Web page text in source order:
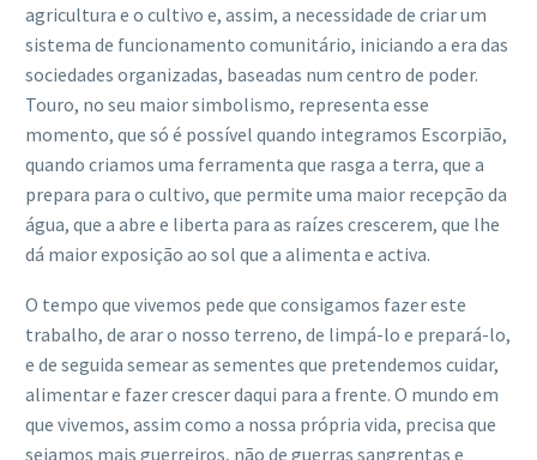
agricultura e o cultivo e, assim, a necessidade de criar um
sistema de funcionamento comunitário, iniciando a era das
sociedades organizadas, baseadas num centro de poder.
Touro, no seu maior simbolismo, representa esse
momento, que só é possível quando integramos Escorpião,
quando criamos uma ferramenta que rasga a terra, que a
prepara para o cultivo, que permite uma maior recepção da
água, que a abre e liberta para as raízes crescerem, que lhe
dá maior exposição ao sol que a alimenta e activa.
O tempo que vivemos pede que consigamos fazer este
trabalho, de arar o nosso terreno, de limpá-lo e prepará-lo,
e de seguida semear as sementes que pretendemos cuidar,
alimentar e fazer crescer daqui para a frente. O mundo em
que vivemos, assim como a nossa própria vida, precisa que
sejamos mais guerreiros, não de guerras sangrentas e